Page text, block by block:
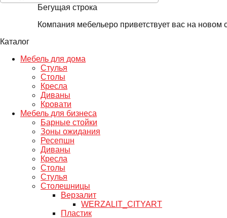
Бегущая строка
Компания мебельеро приветствует вас на новом
Каталог
Мебель для дома
Стулья
Столы
Кресла
Диваны
Кровати
Мебель для бизнеса
Барные стойки
Зоны ожидания
Ресепшн
Диваны
Кресла
Столы
Стулья
Столешницы
Верзалит
WERZALIT_CITYART
Пластик